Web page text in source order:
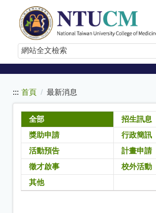
要
容
::: 首頁 最新消息
全部
招生訊息
獎助申請
行政簡訊
活動預告
計畫申請
徵才啟事
校外活動
其他